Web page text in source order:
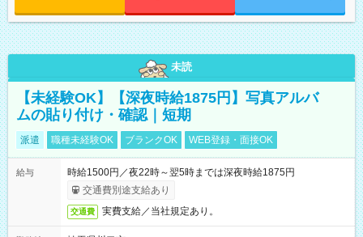
未読
【未経験OK】【深夜時給1875円】写真アルバ
ムの貼り付け・確認｜短期
派遣 職種未経験OK ブランクOK WEB登録・面接OK
給与
時給1500円／夜22時～翌5時までは深夜時給1875円
交通費別途支給あり
交通費 実費支給／当社規定あり。